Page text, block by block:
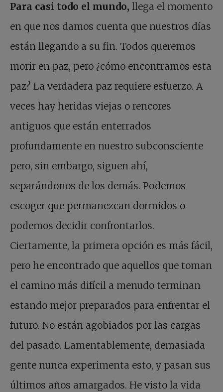
Para casi todo el mundo, llega el momento
en que nos damos cuenta que nuestros días
están llegando a su fin. Todos queremos
morir en paz, pero ¿cómo encontramos esta
paz? La verdadera paz requiere esfuerzo. A
veces hay heridas viejas o rencores
antiguos que están enterrados
profundamente en nuestro subconsciente
pero, sin embargo, siguen ahí,
separándonos de los demás. Podemos
escoger que permanezcan dormidos o
podemos decidir confrontarlos.
Ciertamente, la primera opción es más fácil,
pero he encontrado que aquellos que toman
el camino más difícil a menudo terminan
estando mejor preparados para enfrentar el
futuro. No están agobiados por las cargas
del pasado. Lamentablemente, demasiada
gente nunca experimenta esto, y pasan sus
últimos años amargados. He visto la vida